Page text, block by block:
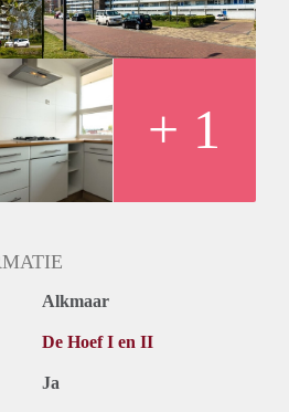
+ 1
Alkmaar
De Hoef I en II
Ja